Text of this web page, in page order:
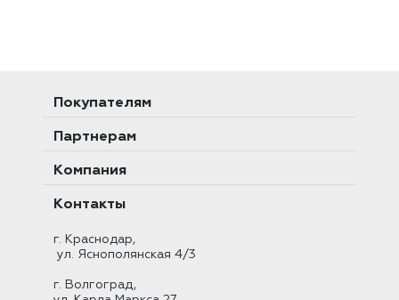
Покупателям
Партнерам
Компания
Контакты
г. Краснодар,
ул. Яснополянская 4/3
г. Волгоград,